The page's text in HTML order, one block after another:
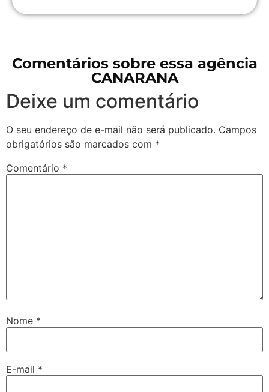
Comentários sobre essa agência
CANARANA
Deixe um comentário
O seu endereço de e-mail não será publicado. Campos
obrigatórios são marcados com *
Comentário *
Nome *
E-mail *